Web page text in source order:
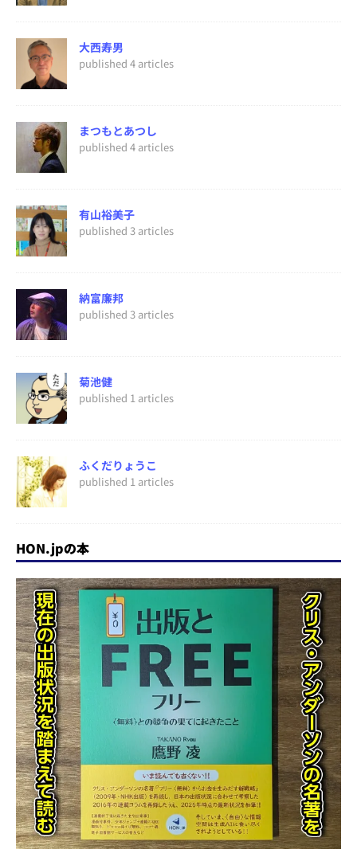
大西寿男
published 4 articles
まつもとあつし
published 4 articles
有山裕美子
published 3 articles
納富廉邦
published 3 articles
菊池健
published 1 articles
ふくだりょうこ
published 1 articles
HON.jpの本